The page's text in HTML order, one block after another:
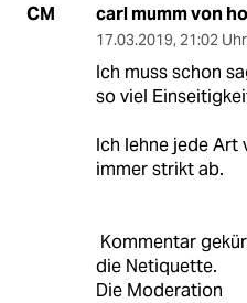
CM carl mumm von
17.03.2019, 21:02 Uhr
Ich muss schon
so viel
Ich lehne jede Art
immer strikt ab.
Kommentar
die Netiquette.
Die Moderation